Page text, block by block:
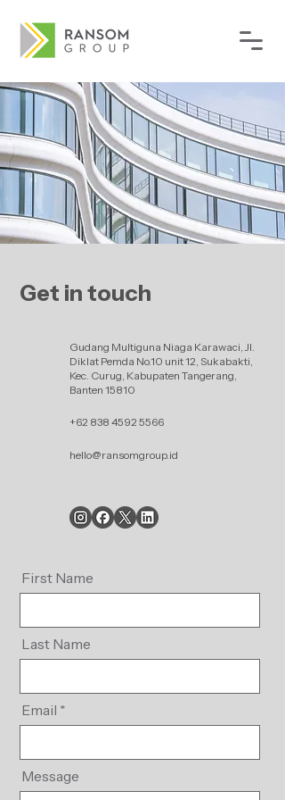
Get in touch
Gudang Multiguna Niaga Karawaci, Jl.
Diklat Pemda No.10 unit 12, Sukabakti,
Kec. Curug, Kabupaten Tangerang,
Banten 15810
+62 838 4592 5566
hello@ransomgroup.id
First Name
Last Name
Email
Message